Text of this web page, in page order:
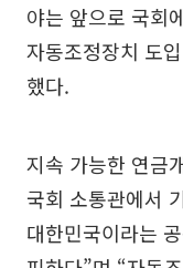
야는 앞으로 국회
자동조정장치 도
했다.
지속 가능한 연금
국회 소통관에서
대한민국이라는